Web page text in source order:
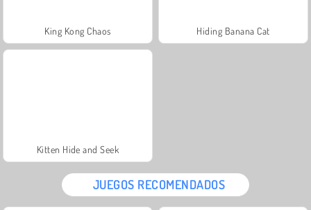
King Kong Chaos Hiding Banana Cat
Kitten Hide and Seek
JUEGOS RECOMENDADOS